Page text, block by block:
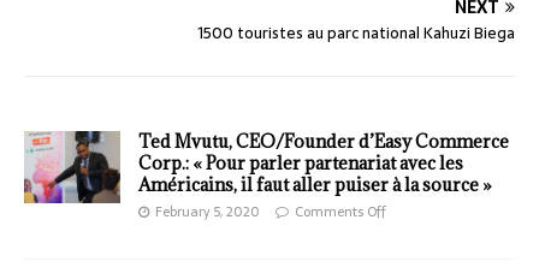
NEXT
1500 touristes au parc national Kahuzi Biega
Ted Mvutu, CEO/Founder d’Easy Commerce
Corp.: « Pour parler partenariat avec les
Américains, il faut aller puiser à la source »
February 5, 2020 Comments Off